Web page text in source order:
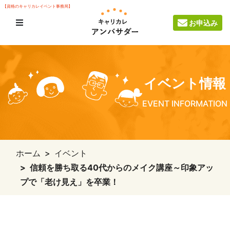
お申込み
【資格のキャリカレイベント事務局】
イベント情報
EVENT INFORMATION
ホーム
イベント
信頼を勝ち取る40代からのメイク講座～印象アッ
プで「老け見え」を卒業！